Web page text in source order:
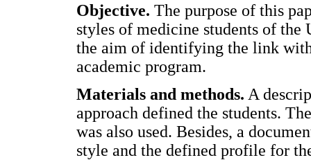
Objective. The purpose of this
styles of medicine students of
the aim of identifying the link
academic program.
Materials and methods. A
approach defined the students.
was also used. Besides, a
style and the defined profile for